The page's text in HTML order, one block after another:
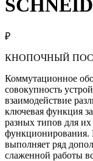
₽
КНОПОЧНЫЙ ПОСТ
Коммутационное
совокупность
взаимодействие
ключевая функция
разных типов для
функционирования.
выполняет ряд
слаженной работы